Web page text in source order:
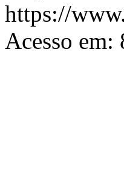
https://
Acesso em: